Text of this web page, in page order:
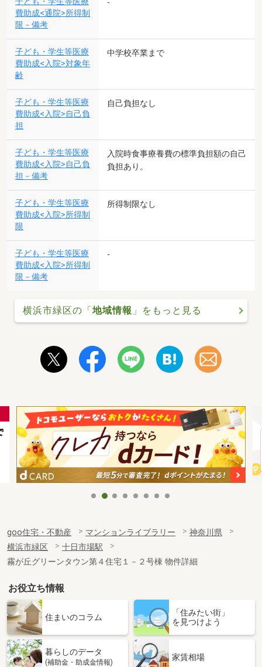
費助成<通院>所得制
限－備考
-
子ども・学生等医療
費助成<入院>対象年
齢
中学校卒業まで
子ども・学生等医療
費助成<入院>自己負
担
自己負担なし
子ども・学生等医療
費助成<入院>自己負
担－備考
入院時食事療養費の標準負担額の自己
負担あり。
子ども・学生等医療
費助成<入院>所得制
限
所得制限なし
子ども・学生等医療
費助成<入院>所得制
限－備考
-
横浜市緑区の「地域情報 」をもっと見る
goo住宅・不動産 マンションライブラリー
神奈川県
横浜市緑区
十日市場駅
霧が丘グリーンタウン第４住宅１－２号棟 物件詳細
お役立ち情報
住まいのコラム
「住みたい街」
を見つけよう
暮らしのデータ
(補助金・助成金情報)
家賃相場